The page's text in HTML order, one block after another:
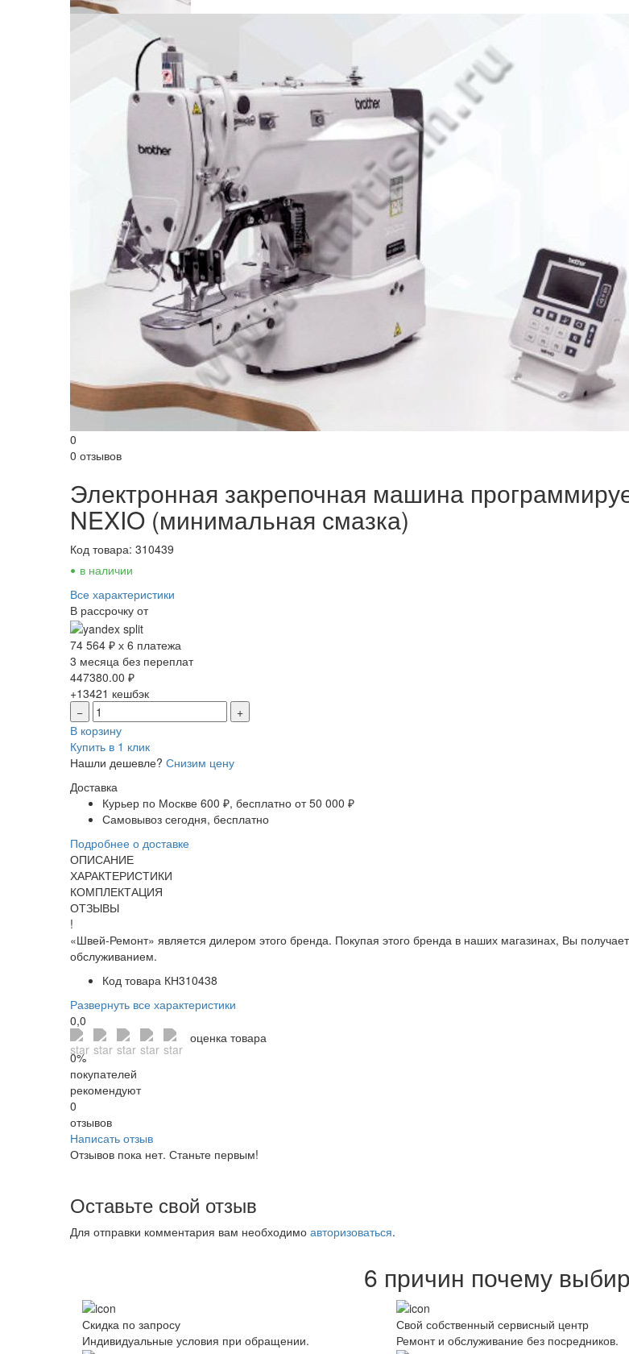
0
0 отзывов
Электронная закрепочная машина
NEXIO (минимальная смазка)
Код товара: 310439
• в наличии
Все характеристики
В рассрочку от
74 564 ₽ х 6 платежа
3 месяца без переплат
447380.00 ₽
+13421 кешбэк
−
+
В корзину
Купить в 1 клик
Нашли дешевле? Снизим цену
Доставка
Курьер по Москве 600 ₽, бесплатно от 50 000 ₽
Самовывоз сегодня, бесплатно
Подробнее о доставке
ОПИСАНИЕ
ХАРАКТЕРИСТИКИ
КОМПЛЕКТАЦИЯ
ОТЗЫВЫ
!
«Швей-Ремонт» является дилером этого бренда. Покупая этого бренда в наших магазинах, Вы
обслуживанием.
Код товара КН310438
Развернуть все характеристики
0,0
оценка товара
0%
покупателей
рекомендуют
0
отзывов
Написать отзыв
Отзывов пока нет. Станьте первым!
Оставьте свой отзыв
Для отправки комментария вам необходимо авторизоваться.
6 причин почему
Скидка по запросу
Индивидуальные условия при обращении.
Свой собственный сервисный центр
Ремонт и обслуживание без посредников.